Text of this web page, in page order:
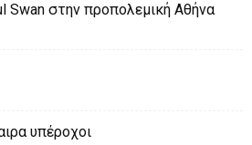
Swan στην προπολεμική Αθήνα
υπέροχοι